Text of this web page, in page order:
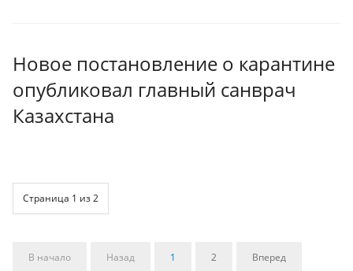
Новое постановление о карантине
опубликовал главный санврач
Казахстана
Страница 1 из 2
В начало Назад 1 2 Вперед